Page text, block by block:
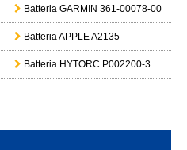
Batteria GARMIN 361-00078-00
Batteria APPLE A2135
Batteria HYTORC P002200-3